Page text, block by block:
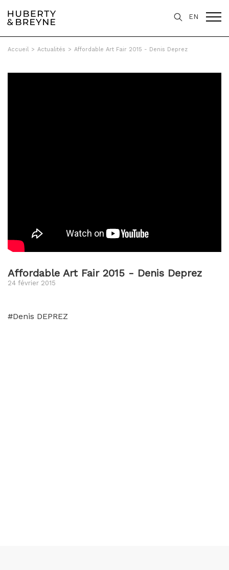
EN
Accueil > Actualités > Affordable Art Fair 2015 - Denis Deprez
Affordable Art Fair 2015 - Denis Deprez
24 février 2015
#Denis DEPREZ